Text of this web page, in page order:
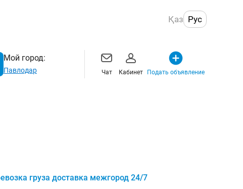
Қаз Рус
Мой город:
Павлодар Чат Кабинет Подать объявление
груза доставка межгород 24/7